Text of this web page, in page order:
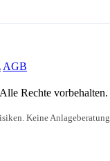
AGB
Rechte vorbehalten.
Keine Anlageberatung.